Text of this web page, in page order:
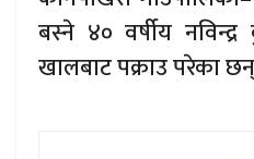
बस्ने ४० वर्षीय
खालबाट पक्राउ परेका